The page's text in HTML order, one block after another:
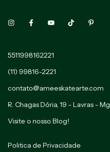
5511998162221
(11) 99816-2221
contato@ameeskatearte.com
R. Chagas Dória, 19 - Lavras - Mg
Visite o nosso Blog!
Politica de Privacidade